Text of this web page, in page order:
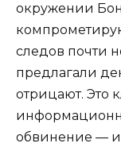
окружении
следов почти
предлагали
отрицают. Это
обвинение — и